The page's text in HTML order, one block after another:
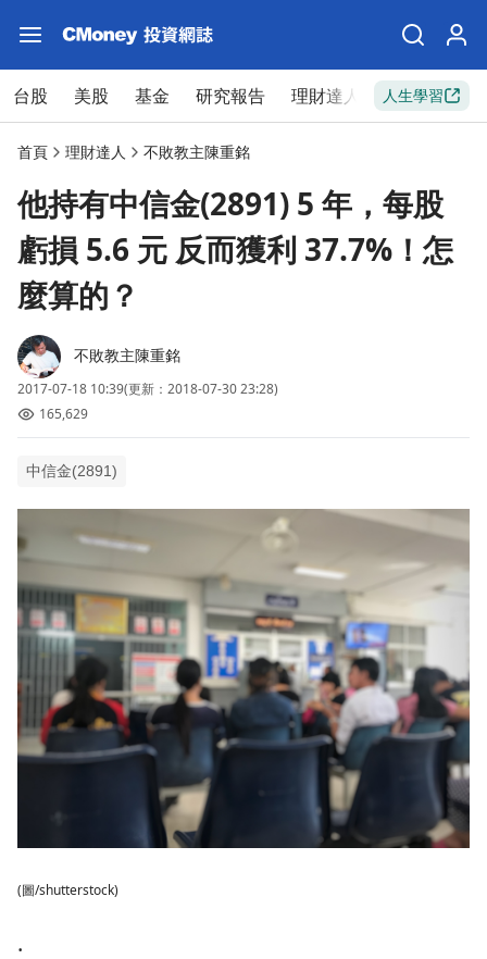
台股 美股 基金 研究報告 理財達人 新手入門
人生學習
首頁 理財達人 不敗教主陳重銘
他持有中信金(2891) 5 年，每股
虧損 5.6 元 反而獲利 37.7%！怎
麼算的？
不敗教主陳重銘
2017-07-18 10:39(更新：2018-07-30 23:28)
165,629
中信金(2891)
(圖/shutterstock)
.